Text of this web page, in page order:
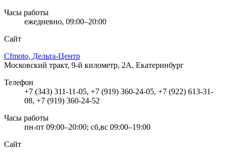
Часы работы
ежедневно, 09:00–20:00
Сайт
Cfmoto, Дельта-Центр
Московский тракт, 9-й километр, 2А, Екатеринбург
Телефон
+7 (343) 311-11-05, +7 (919) 360-24-05, +7 (922) 613-31-
08, +7 (919) 360-24-52
Часы работы
пн-пт 09:00–20:00; сб,вс 09:00–19:00
Сайт